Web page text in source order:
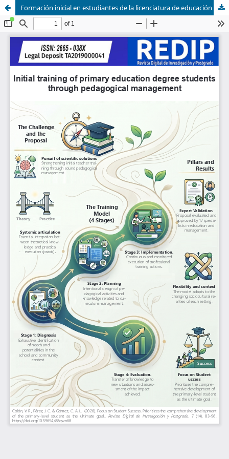
Formación inicial en estudiantes de la licenciatura de educación primaria desde la gestión pedagógica